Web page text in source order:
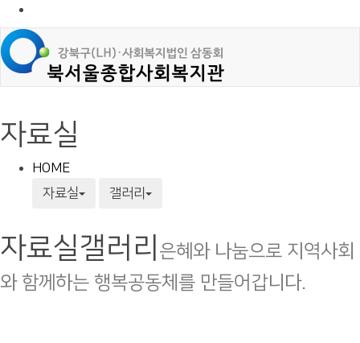
자료실
HOME
자료실
갤러리
자료실갤러리 은혜와 나눔으로 지역사회
와 함께하는 행복공동체를 만들어갑니다.